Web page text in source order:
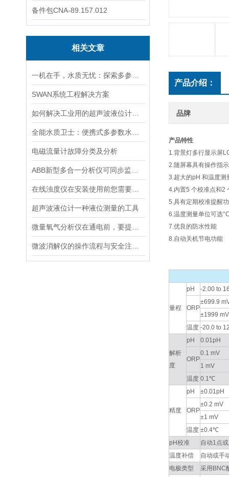
备件包CNA-89.157.012
相关文章
SWAN系统工程解决方案
电磁流量计故障分类及分析
超声波液位计一种液位测量的工具
产品介绍：
品牌
产品特性
1.背景灯多行显示屏
2.随屏幕具有操作指
3.超大的pH 和温度测
4.内置5 个校准点和2
5.具有定期校准提醒
6.温度测量单位可选
7.优良的防水性能
8.自动关机节电功能
量程
pH -2.00 to
ORP
±699.9
±1999 mV
温度 -20.0 to
解析
度
pH 0.01pH
ORP
0.1 mV
1 mV
温度 0.1℃
精度
pH ±0.01pH
ORP
±0.2 mV
±1 mV
温度 ±0.4℃
pH校准
自动1点
温度补偿
自动或手
电极类型
采用BNC